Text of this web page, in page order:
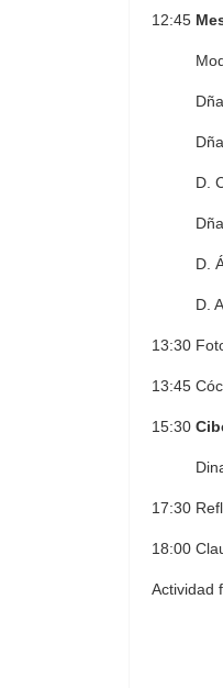
12:45
D.
D.
D.
13:30
13:45
15:30
17:30
18:00
Actividad